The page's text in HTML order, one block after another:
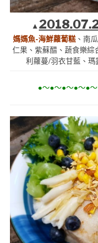
▲
媽媽魚-海鮮蘿蔔糕 、南
仁果、紫蘇醋、蔬食樂綜
利蘿蔓/羽衣甘藍、
●～●～●～●～●